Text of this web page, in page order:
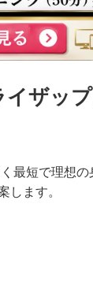
ザッ
最短で理想の
します。